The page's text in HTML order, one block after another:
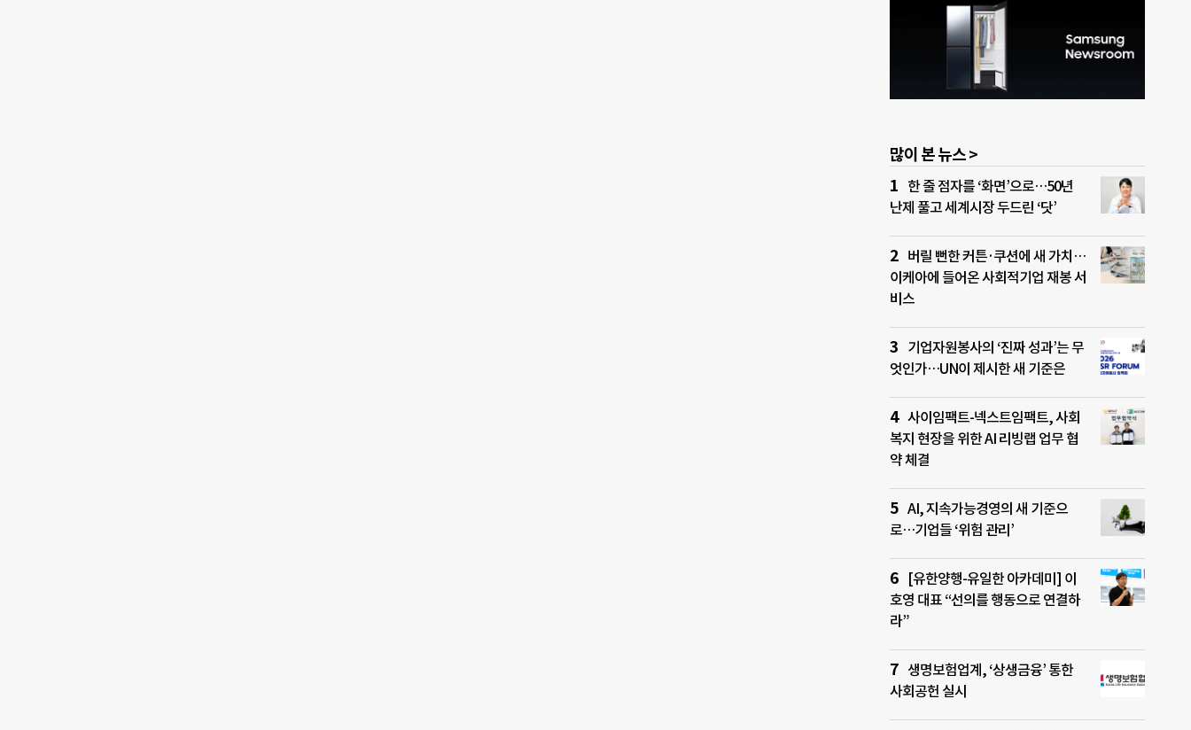
많이 본 뉴스 >
한 줄 점자를 ‘화면’으로…50년
난제 풀고 세계시장 두드린 ‘닷’
버릴 뻔한 커튼·쿠션에 새 가치…
이케아에 들어온 사회적기업 재봉 서
비스
기업자원봉사의 ‘진짜 성과’는 무
엇인가…UN이 제시한 새 기준은
사이임팩트-넥스트임팩트, 사회
복지 현장을 위한 AI 리빙랩 업무 협
약 체결
AI, 지속가능경영의 새 기준으
로…기업들 ‘위험 관리’
[유한양행-유일한 아카데미] 이
호영 대표 “선의를 행동으로 연결하
라”
생명보험업계, ‘상생금융’ 통한
사회공헌 실시